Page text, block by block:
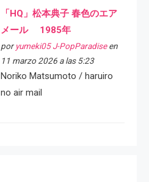
「HQ」松本典子 春色のエア
メール 1985年
por yumeki05 J-PopParadiseen
11 marzo 2026 a las 5:23
Noriko Matsumoto / haruiro
no air mail